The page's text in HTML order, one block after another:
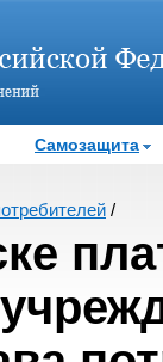
Самозащита
/